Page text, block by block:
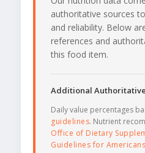
authoritative sources
and reliability. Below
references and
this food item.
Additional
Daily value percentages
guidelines. Nutrient
Office of Dietary
Guidelines for Americans